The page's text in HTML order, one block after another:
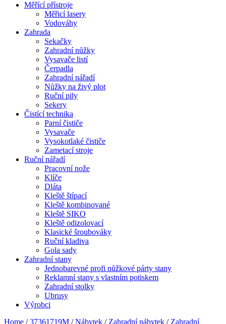
Měřící přístroje
Měřicí lasery
Vodováhy
Zahrada
Sekačky
Zahradní nůžky
Vysavače listí
Čerpadla
Zahradní nářadí
Nůžky na živý plot
Ruční pily
Sekery
Čistící technika
Parní čističe
Vysavače
Vysokotlaké čističe
Zametací stroje
Ruční nářadí
Pracovní nože
Klíče
Dláta
Kleště štípací
Kleště kombinované
Kleště SIKO
Kleště odizolovací
Klasické šroubováky
Ruční kladiva
Gola sady
Zahradní stany
Jednobarevné profi nůžkové párty stany
Reklamní stany s vlastním potiskem
Zahradní stolky
Ubrusy
Výrobci
Home /37361719M /Nábytek / Zahradní nábytek / Zahradní